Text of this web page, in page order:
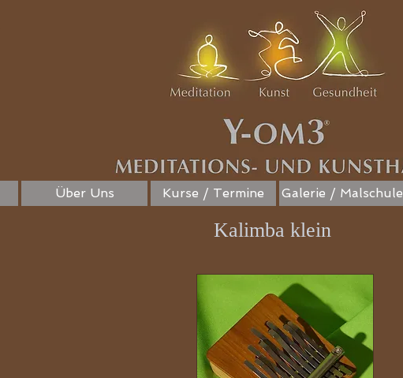
Über Uns Kurse / Termine Galerie / Malschule
Kalimba klein